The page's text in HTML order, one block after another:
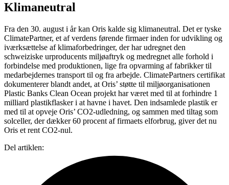
Klimaneutral
Fra den 30. august i år kan Oris kalde sig klimaneutral. Det er tyske
ClimatePartner, et af verdens førende firmaer inden for udvikling og
iværksættelse af klimaforbedringer, der har udregnet den
schweiziske urproducents miljøaftryk og medregnet alle forhold i
forbindelse med produktionen, lige fra opvarming af fabrikker til
medarbejdernes transport til og fra arbejde. ClimatePartners certifikat
dokumenterer blandt andet, at Oris’ støtte til miljøorganisationen
Plastic Banks Clean Ocean projekt har været med til at forhindre 1
milliard plastikflasker i at havne i havet. Den indsamlede plastik er
med til at opveje Oris’ CO2-udledning, og sammen med tiltag som
solceller, der dækker 60 procent af firmaets elforbrug, giver det nu
Oris et rent CO2-nul.
Del artiklen: